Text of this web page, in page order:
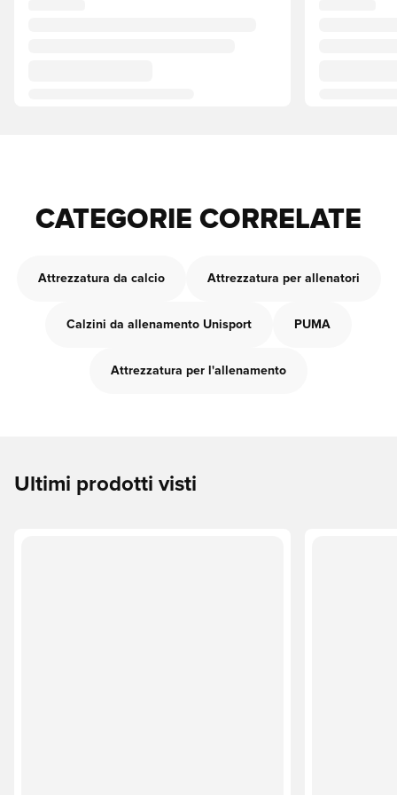
CATEGORIE CORRELATE
Attrezzatura da calcio Attrezzatura per allenatori
Calzini da allenamento Unisport PUMA
Attrezzatura per l'allenamento
Ultimi prodotti visti